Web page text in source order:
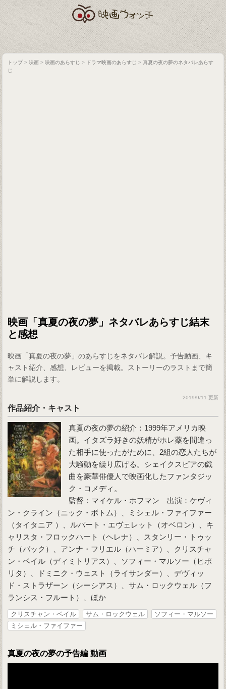
トップ>映画 >映画のあらすじ > ドラマ映画のあらすじ > 真夏の夜の夢のネタバレあらす
じ
映画「真夏の夜の夢」ネタバレあらすじ結末
と感想
映画「真夏の夜の夢」のあらすじをネタバレ解説。予告動画、キ
ャスト紹介、感想、レビューを掲載。ストーリーのラストまで簡
単に解説します。
2019/9/11 更新
作品紹介・キャスト
真夏の夜の夢の紹介：1999年アメリカ映
画。イタズラ好きの妖精がホレ薬を間違っ
た相手に使ったがために、2組の恋人たちが
大騒動を繰り広げる。シェイクスピアの戯
曲を豪華俳優人で映画化したファンタジッ
ク・コメディ。
監督：マイケル・ホフマン 出演：ケヴィ
ン・クライン（ニック・ボトム）、ミシェル・ファイファー
（タイタニア ）、ルパート・エヴェレット（オベロン）、キ
ャリスタ・フロックハート（ヘレナ）、スタンリー・トゥッ
チ（パック）、アンナ・フリエル（ハーミア）、クリスチャ
ン・ベイル（ディミトリアス）、ソフィー・マルソー（ヒポ
リタ）、ドミニク・ウェスト（ライサンダー）、デヴィッ
ド・ストラザーン（シーシアス）、サム・ロックウェル（フ
ランシス・フルート）、ほか
クリスチャン・ベイル サム・ロックウェル
ソフィー・マルソー
ミシェル・ファイファー
真夏の夜の夢の予告編 動画